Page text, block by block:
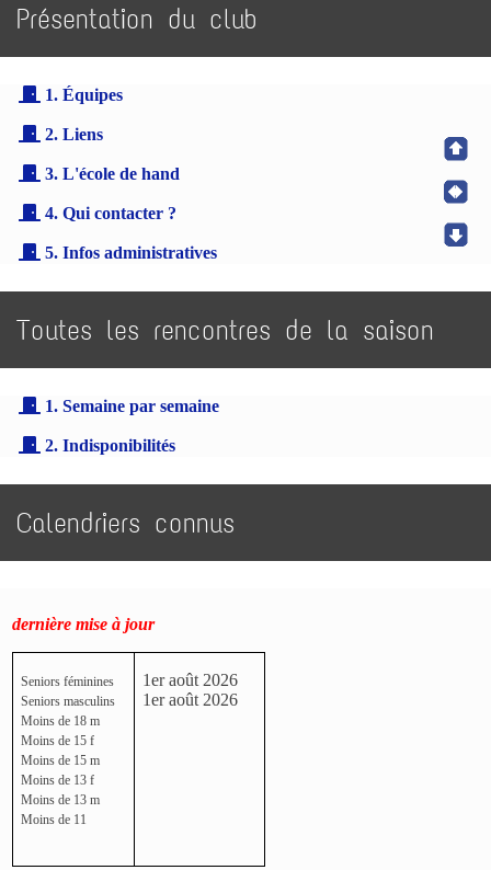
Présentation du club
1. Équipes
2. Liens
3. L'école de hand
4. Qui contacter ?
5. Infos administratives
Toutes les rencontres de la saison
1. Semaine par semaine
2. Indisponibilités
Calendriers connus
dernière mise à jour
Seniors féminines
Seniors masculins
Moins de 18 m
Moins de 15 f
Moins de 15 m
Moins de 13 f
Moins de 13 m
Moins de 11
1er août 2026
1er août 2026